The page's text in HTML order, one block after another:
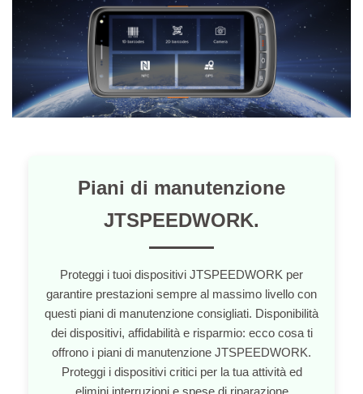
Piani di manutenzione
JTSPEEDWORK.
Proteggi i tuoi dispositivi JTSPEEDWORK per
garantire prestazioni sempre al massimo livello con
questi piani di manutenzione consigliati. Disponibilità
dei dispositivi, affidabilità e risparmio: ecco cosa ti
offrono i piani di manutenzione JTSPEEDWORK.
Proteggi i dispositivi critici per la tua attività ed
elimini interruzioni e spese di riparazione